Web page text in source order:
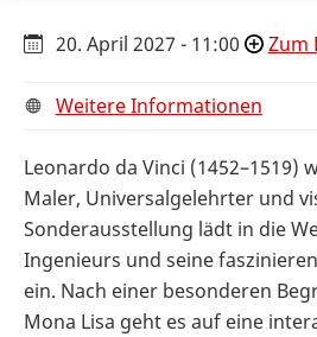
20. April 2027 - 11:00 Zum
Weitere Informationen
Leonardo da Vinci (1452–1519)
Maler, Universalgelehrter und
Sonderausstellung lädt in die
Ingenieurs und seine
ein. Nach einer besonderen
Mona Lisa geht es auf eine